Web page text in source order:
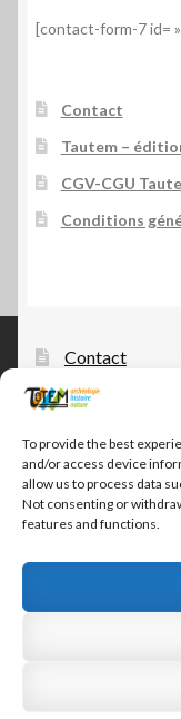
To provide the best
and/or access device
allow us to process data
Not consenting or
features and functions.
[contact-form-7 id=
Contact
Tautem –
CGV-CGU
Conditions
Contact
Tautem –
CGV-CGU
Conditions